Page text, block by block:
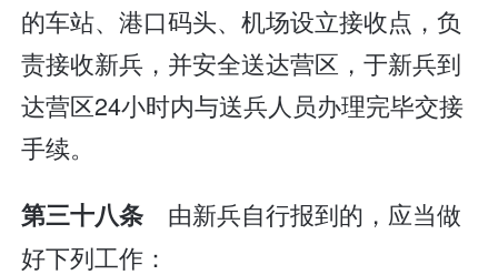
的车站、港口码头、机场设立接收点，负
责接收新兵，并安全送达营区，于新兵到
达营区24小时内与送兵人员办理完毕交接
手续。
第三十八条 由新兵自行报到的，应当做
好下列工作：